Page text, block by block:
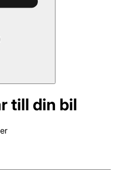
till din bil